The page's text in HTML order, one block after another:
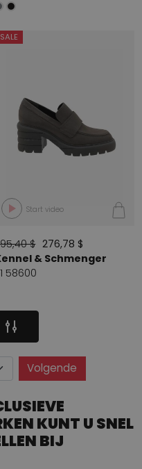
SALE
Start video
$ 276,78 $
& Schmenger
58600
Volgende
KUNT U SNEL
BIJ